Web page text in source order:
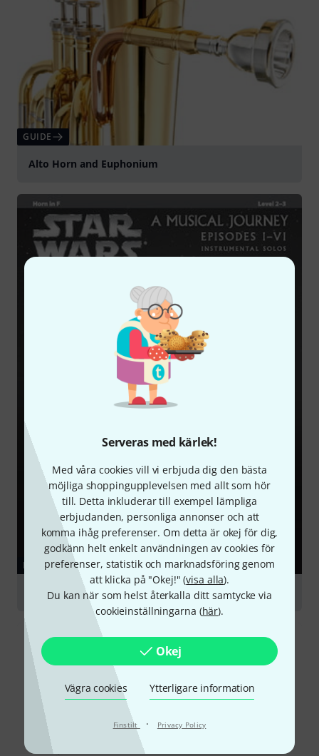
Serveras med kärlek!
Med våra cookies vill vi erbjuda dig den bästa
möjliga shoppingupplevelsen med allt som hör
till. Detta inkluderar till exempel lämpliga
erbjudanden, personliga annonser och att
komma ihåg preferenser. Om detta är okej för dig,
godkänn helt enkelt användningen av cookies för
preferenser, statistik och marknadsföring genom
att klicka på "Okej!" (visa alla).
Du kan när som helst återkalla ditt samtycke via
cookieinställningarna (här).
Okej
Vägra cookies Ytterligare information
Finstilt · Privacy Policy
GUIDE
Alto Horn and Euphonium
LADDA NED
Table of contents